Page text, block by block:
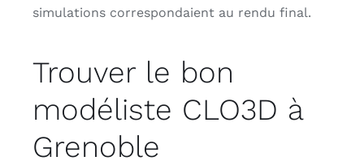
simulations correspondaient au rendu final.
Trouver le bon
modéliste CLO3D à
Grenoble